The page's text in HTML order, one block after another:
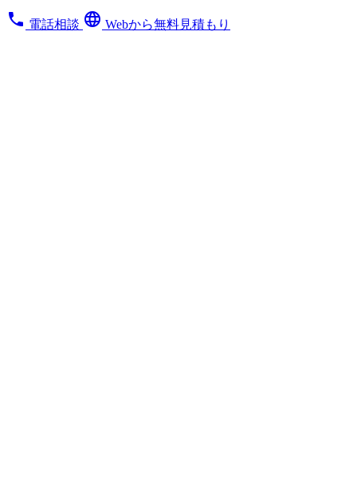
phone 電話相談 language Webから無料見積もり